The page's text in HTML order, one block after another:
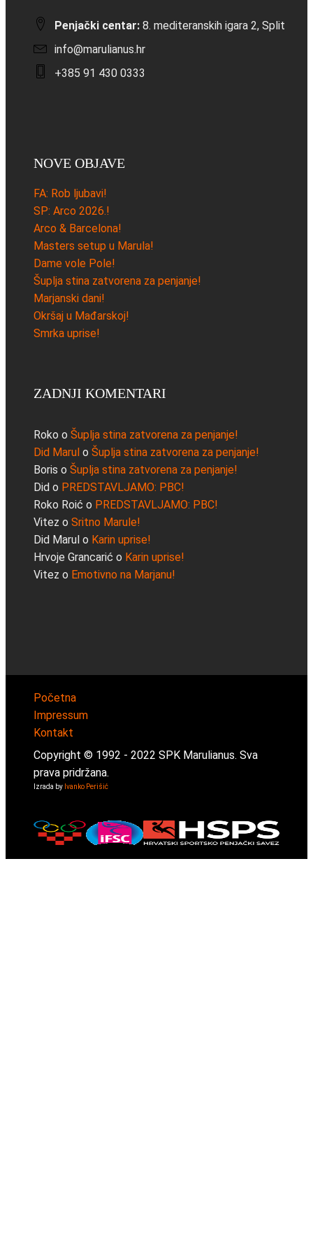
Penjački centar: 8. mediteranskih igara 2, Split
info@marulianus.hr
+385 91 430 0333
NOVE OBJAVE
FA: Rob ljubavi!
SP: Arco 2026.!
Arco & Barcelona!
Masters setup u Marula!
Dame vole Pole!
Šuplja stina zatvorena za penjanje!
Marjanski dani!
Okršaj u Mađarskoj!
Smrka uprise!
ZADNJI KOMENTARI
Roko o Šuplja stina zatvorena za penjanje!
Did Marul o Šuplja stina zatvorena za penjanje!
Boris o Šuplja stina zatvorena za penjanje!
Did o PREDSTAVLJAMO: PBC!
Roko Roić o PREDSTAVLJAMO: PBC!
Vitez o Sritno Marule!
Did Marul o Karin uprise!
Hrvoje Grancarić o Karin uprise!
Vitez o Emotivno na Marjanu!
Početna
Impressum
Kontakt
Copyright © 1992 - 2022 SPK Marulianus. Sva
prava pridržana.
Izrada by Ivanko Perišić